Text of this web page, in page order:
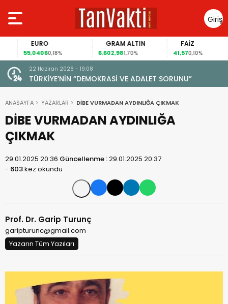
Giriş
Yap
EURO
55,04060,18%
GRAM ALTIN
6.602,981,70% 41,570,10%
22 Haziran 2026 - 19:08
TÜRKİYE’NİN “DEMOKRASİ VE ADALET SORUNU”
ANASAYFA YAZARLAR DİBE VURMADAN AYDINLIĞA ÇIKMAK
DİBE VURMADAN AYDINLIĞA
ÇIKMAK
29.01.2025 20:36 Güncellenme :29.01.2025 20:37
- 603kez okundu
Prof. Dr. Garip Turunç
garipturunc@gmail.com
Yazarın Tüm Yazıları